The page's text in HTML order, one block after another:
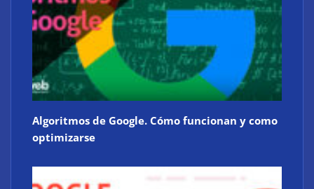
Algoritmos de Google. Cómo funcionan y como
optimizarse